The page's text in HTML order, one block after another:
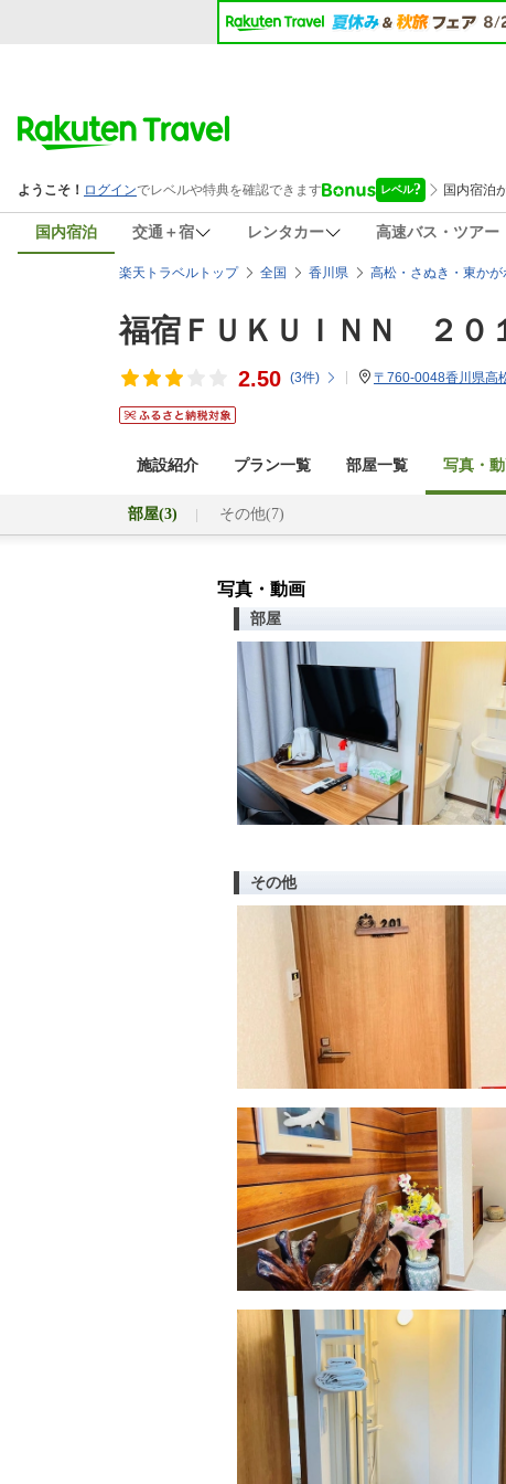
国内宿泊 交通＋宿 レンタカー 高速バス・ツアー
楽天トラベルトップ 全国 香川県 高松・さぬき・東かが
福宿ＦＵＫＵＩＮＮ ２０
2.50 (3件) 〒760-0048香川県
施設紹介 プラン一覧 部屋一覧 写真・
部屋(3) その他(7)
写真・動画
部屋
その他